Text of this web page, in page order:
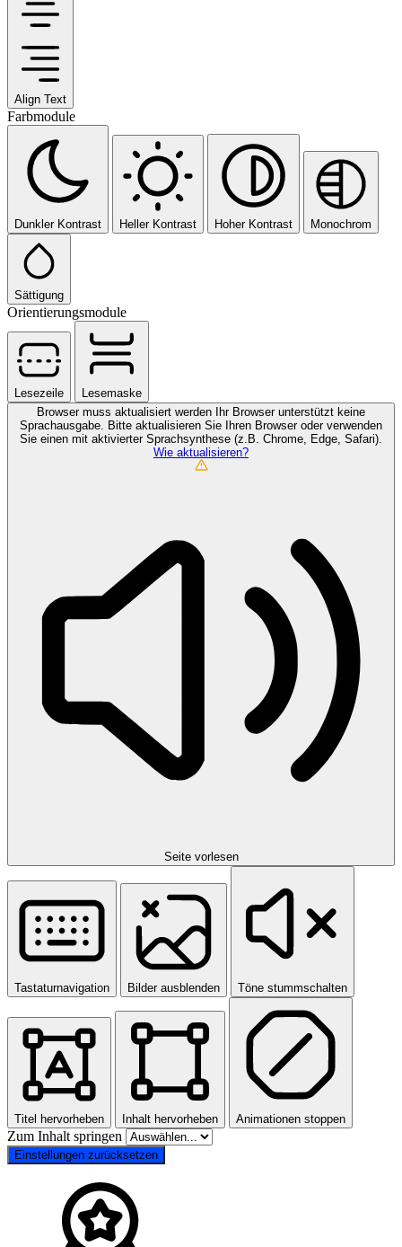
Align Text
Farbmodule
Dunkler Kontrast Heller Kontrast Hoher Kontrast Monochrom
Sättigung
Orientierungsmodule
Lesezeile
Lesemaske
Browser muss aktualisiert werden
Ihr Browser unterstützt keine
Sprachausgabe. Bitte aktualisieren Sie Ihren Browser oder verwenden
Sie einen mit aktivierter Sprachsynthese (z.B. Chrome, Edge, Safari).
Wie aktualisieren?
Seite vorlesen
Tastaturnavigation Bilder ausblenden Töne stummschalten
Titel hervorheben Inhalt hervorheben Animationen stoppen
Zum Inhalt springen
Einstellungen zurücksetzen